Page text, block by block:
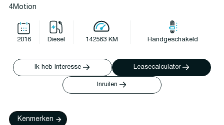
4Motion
2016 Diesel 142563 KM Handgeschakeld
Ik heb interesse Leasecalculator
Inruilen
Kenmerken